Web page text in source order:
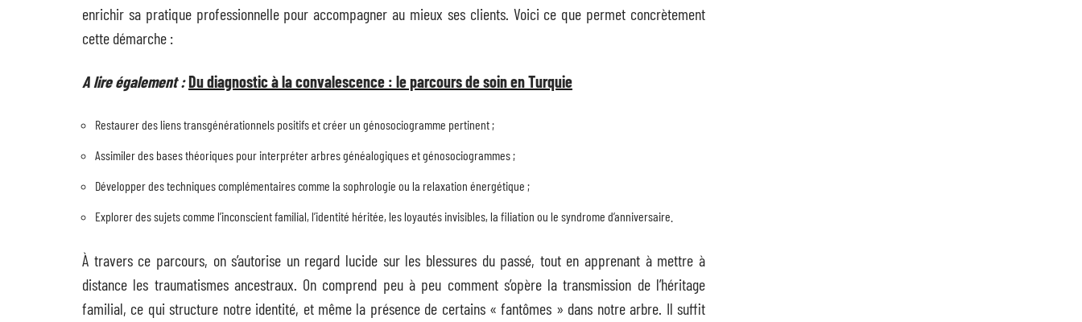
enrichir sa pratique professionnelle pour accompagner au mieux ses clients. Voici ce que permet concrètement
cette démarche :
A lire également :Du diagnostic à la convalescence : le parcours de soin en Turquie
Restaurer des liens transgénérationnels positifs et créer un génosociogramme pertinent ;
Assimiler des bases théoriques pour interpréter arbres généalogiques et génosociogrammes ;
Développer des techniques complémentaires comme la sophrologie ou la relaxation énergétique ;
Explorer des sujets comme l’inconscient familial, l’identité héritée, les loyautés invisibles, la filiation ou le syndrome d’anniversaire.
À travers ce parcours, on s’autorise un regard lucide sur les blessures du passé, tout en apprenant à mettre à
distance les traumatismes ancestraux. On comprend peu à peu comment s’opère la transmission de l’héritage
familial, ce qui structure notre identité, et même la présence de certains « fantômes » dans notre arbre. Il suffit